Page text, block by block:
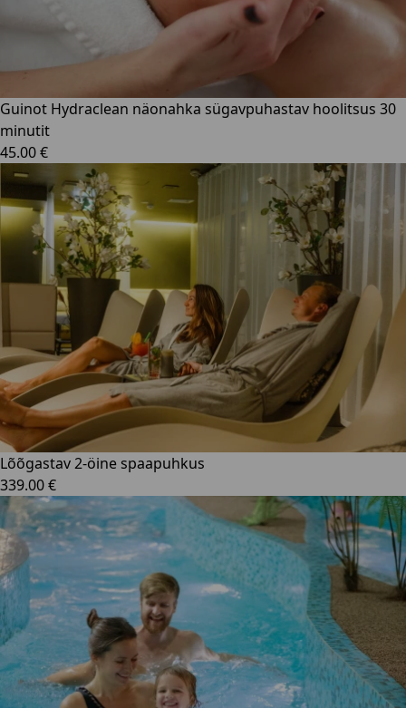
Guinot Hydraclean näonahka sügavpuhastav hoolitsus 30
minutit
45.00 €
Lõõgastav 2-öine spaapuhkus
339.00 €